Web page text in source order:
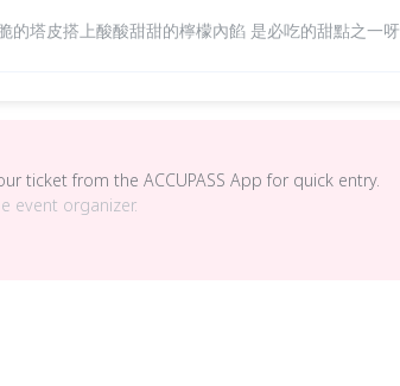
的塔皮搭上酸酸甜甜的檸檬內餡 是必吃的甜點之一呀
ticket from the ACCUPASS App for quick entry.
event organizer.